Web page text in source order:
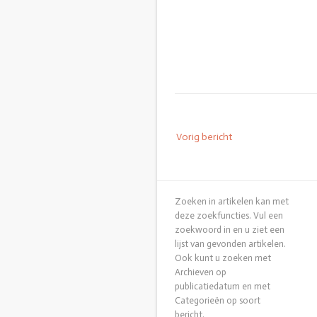
navigatie
Vorig bericht
Zoeken in artikelen kan met
deze zoekfuncties. Vul een
zoekwoord in en u ziet een
lijst van gevonden artikelen.
Ook kunt u zoeken met
Archieven op
publicatiedatum en met
Categorieën op soort
bericht.